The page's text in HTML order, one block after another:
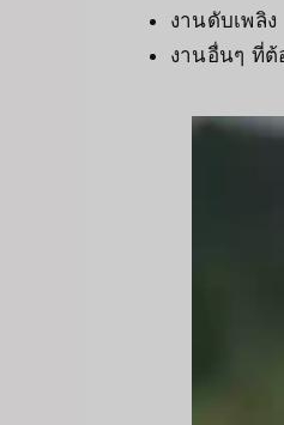
งานดับเพลิง
งานอื่นๆ ที่ต้